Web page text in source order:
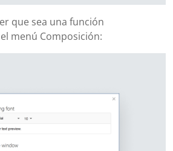
que sea una función
menú Composición: